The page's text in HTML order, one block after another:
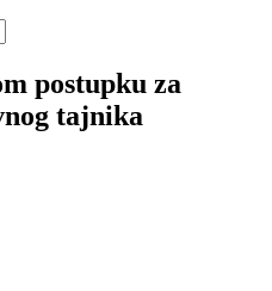
postupku za
tajnika